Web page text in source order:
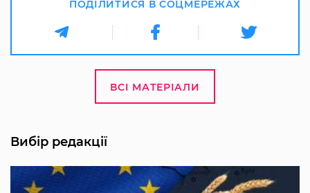
ПОДІЛИТИСЯ В СОЦМЕРЕЖАХ
ВСІ МАТЕРІАЛИ
Вибір редакції